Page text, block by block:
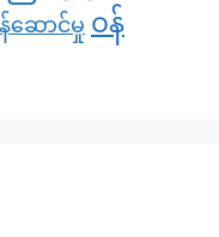
ောင်မှု ၀န်